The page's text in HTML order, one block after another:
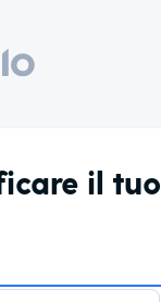
il tuo